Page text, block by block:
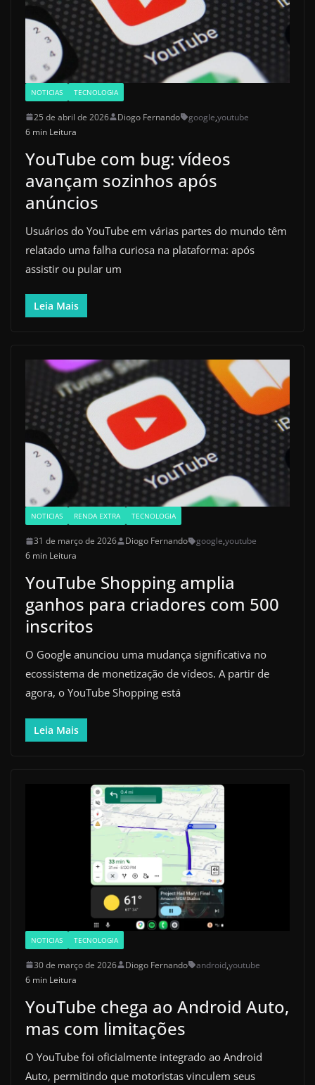
NOTICIAS TECNOLOGIA
25 de abril de 2026 Diogo Fernando google,youtube
6 min Leitura
YouTube com bug: vídeos
avançam sozinhos após
anúncios
Usuários do YouTube em várias partes do mundo têm
relatado uma falha curiosa na plataforma: após
assistir ou pular um
Leia Mais
NOTICIAS RENDA EXTRA TECNOLOGIA
31 de março de 2026 Diogo Fernando google,youtube
6 min Leitura
YouTube Shopping amplia
ganhos para criadores com 500
inscritos
O Google anunciou uma mudança significativa no
ecossistema de monetização de vídeos. A partir de
agora, o YouTube Shopping está
Leia Mais
NOTICIAS TECNOLOGIA
30 de março de 2026 Diogo Fernando android,youtube
6 min Leitura
YouTube chega ao Android Auto,
mas com limitações
O YouTube foi oficialmente integrado ao Android
Auto, permitindo que motoristas vinculem seus